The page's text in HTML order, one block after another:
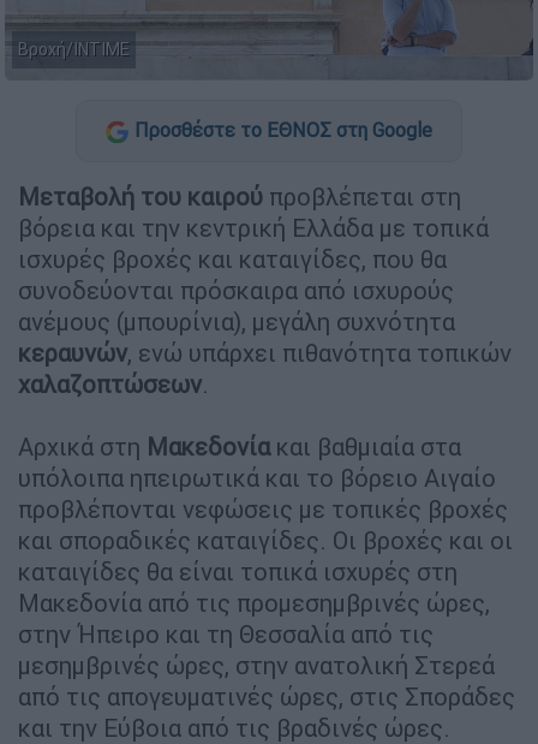
Βροχή/ΙΝΤΙΜΕ
Προσθέστε το ΕΘΝΟΣ στη Google
Μεταβολή του καιρού προβλέπεται στη
βόρεια και την κεντρική Ελλάδα με τοπικά
ισχυρές βροχές και καταιγίδες, που θα
συνοδεύονται πρόσκαιρα από ισχυρούς
ανέμους (μπουρίνια), μεγάλη συχνότητα
κεραυνών, ενώ υπάρχει πιθανότητα τοπικών
χαλαζοπτώσεων.
Αρχικά στη Μακεδονίακαι βαθμιαία στα
υπόλοιπα ηπειρωτικά και το βόρειο Αιγαίο
προβλέπονται νεφώσεις με τοπικές βροχές
και σποραδικές καταιγίδες. Οι βροχές και οι
καταιγίδες θα είναι τοπικά ισχυρές στη
Μακεδονία από τις προμεσημβρινές ώρες,
στην Ήπειρο και τη Θεσσαλία από τις
μεσημβρινές ώρες, στην ανατολική Στερεά
από τις απογευματινές ώρες, στις Σποράδες
και την Εύβοια από τις βραδινές ώρες.